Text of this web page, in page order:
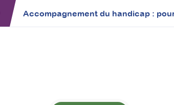
Accompagnement du handicap :